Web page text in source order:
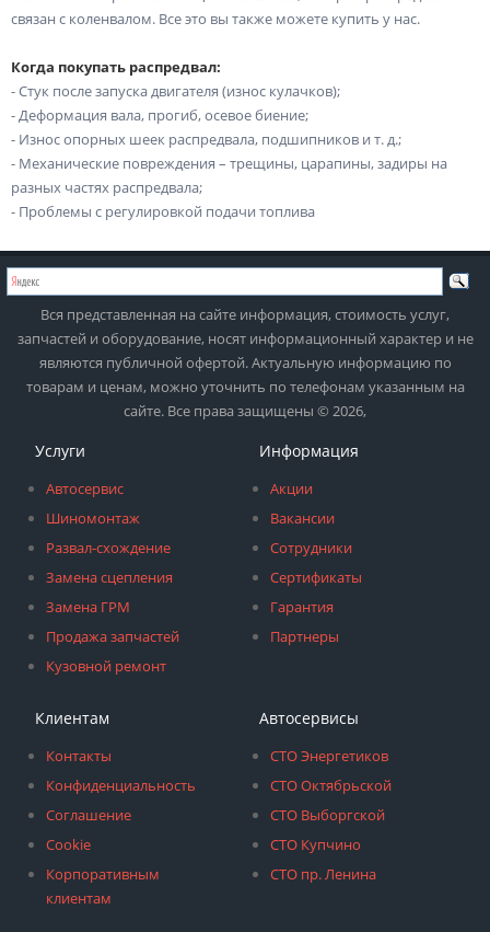
связан с коленвалом. Все это вы также можете купить у нас.
Когда покупать распредвал:
- Стук после запуска двигателя (износ кулачков);
- Деформация вала, прогиб, осевое биение;
- Износ опорных шеек распредвала, подшипников и т. д.;
- Механические повреждения – трещины, царапины, задиры на
разных частях распредвала;
- Проблемы с регулировкой подачи топлива
Вся представленная на сайте информация, стоимость услуг,
запчастей и оборудование, носят информационный характер и не
являются публичной офертой. Актуальную информацию по
товарам и ценам, можно уточнить по телефонам указанным на
сайте. Все права защищены © 2026,
Услуги
Автосервис
Шиномонтаж
Развал-схождение
Замена сцепления
Замена ГРМ
Продажа запчастей
Кузовной ремонт
Информация
Акции
Вакансии
Сотрудники
Сертификаты
Гарантия
Партнеры
Клиентам
Контакты
Конфиденциальность
Соглашение
Cookie
Корпоративным
клиентам
Автосервисы
СТО Энергетиков
СТО Октябрьской
СТО Выборгской
СТО Купчино
СТО пр. Ленина